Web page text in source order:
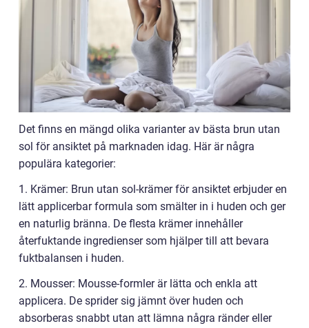
Det finns en mängd olika varianter av bästa brun utan
sol för ansiktet på marknaden idag. Här är några
populära kategorier:
1. Krämer: Brun utan sol-krämer för ansiktet erbjuder en
lätt applicerbar formula som smälter in i huden och ger
en naturlig bränna. De flesta krämer innehåller
återfuktande ingredienser som hjälper till att bevara
fuktbalansen i huden.
2. Mousser: Mousse-formler är lätta och enkla att
applicera. De sprider sig jämnt över huden och
absorberas snabbt utan att lämna några ränder eller